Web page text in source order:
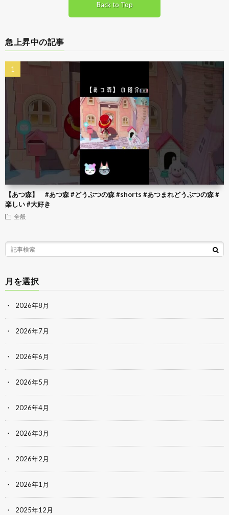
Back to Top
急上昇中の記事
【あつ森】 #あつ森 #どうぶつの森 #shorts #あつまれどうぶつの森 #
楽しい #大好き
全般
月を選択
2026年8月
2026年7月
2026年6月
2026年5月
2026年4月
2026年3月
2026年2月
2026年1月
2025年12月